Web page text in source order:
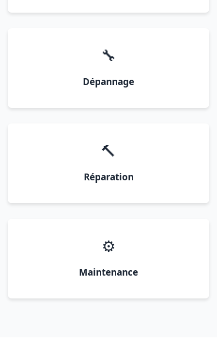
🔧
Dépannage
🔨
Réparation
⚙️
Maintenance